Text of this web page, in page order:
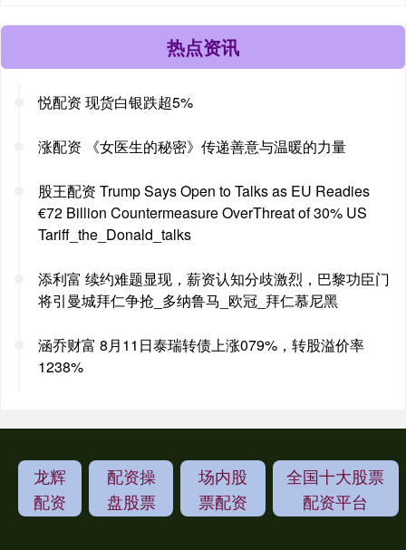
热点资讯
悦配资 现货白银跌超5%
涨配资 《女医生的秘密》传递善意与温暖的力量
股王配资 Trump Says Open to Talks as EU Readies
€72 Billion Countermeasure OverThreat of 30% US
Tariff_the_Donald_talks
添利富 续约难题显现，薪资认知分歧激烈，巴黎功臣门
将引曼城拜仁争抢_多纳鲁马_欧冠_拜仁慕尼黑
涵乔财富 8月11日泰瑞转债上涨079%，转股溢价率
1238%
龙辉
配资
配资操
盘股票
场内股
票配资
全国十大股票
配资平台